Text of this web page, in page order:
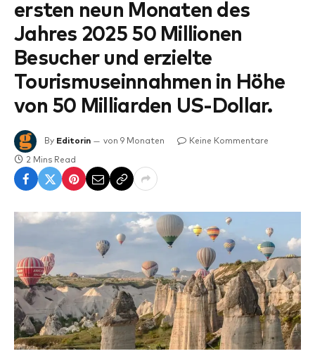
ersten neun Monaten des
Jahres 2025 50 Millionen
Besucher und erzielte
Tourismuseinnahmen in Höhe
von 50 Milliarden US-Dollar.
By Editorin von 9 Monaten Keine Kommentare
2 Mins Read